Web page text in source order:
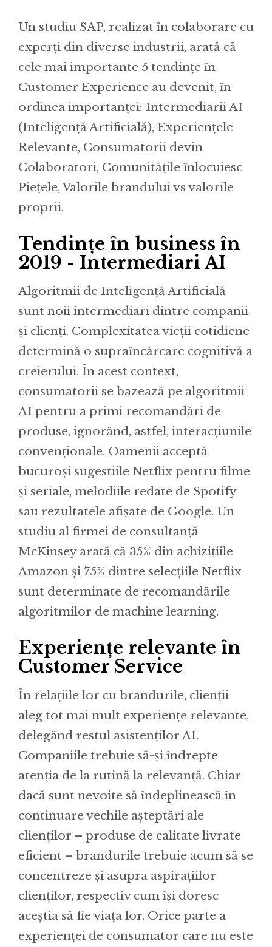
Un studiu SAP, realizat în colaborare cu
experți din diverse industrii, arată că
cele mai importante 5 tendințe în
Customer Experience au devenit, în
ordinea importanței: Intermediarii AI
(Inteligență Artificială), Experiențele
Relevante, Consumatorii devin
Colaboratori, Comunitățile înlocuiesc
Piețele, Valorile brandului vs valorile
proprii.
Tendințe în business în
2019 - Intermediari AI
Algoritmii de Inteligență Artificială
sunt noii intermediari dintre companii
și clienți. Complexitatea vieții cotidiene
determină o supraîncărcare cognitivă a
creierului. În acest context,
consumatorii se bazează pe algoritmii
AI pentru a primi recomandări de
produse, ignorând, astfel, interacțiunile
convenționale. Oamenii acceptă
bucuroși sugestiile Netflix pentru filme
și seriale, melodiile redate de Spotify
sau rezultatele afișate de Google. Un
studiu al firmei de consultanță
McKinsey arată că 35% din achizițiile
Amazon și 75% dintre selecțiile Netflix
sunt determinate de recomandările
algoritmilor de machine learning.
Experiențe relevante în
Customer Service
În relațiile lor cu brandurile, clienții
aleg tot mai mult experiențe relevante,
delegând restul asistenților AI.
Companiile trebuie să-și îndrepte
atenția de la rutină la relevanță. Chiar
dacă sunt nevoite să îndeplinească în
continuare vechile așteptări ale
clienților – produse de calitate livrate
eficient – brandurile trebuie acum să se
concentreze și asupra aspirațiilor
clienților, respectiv cum își doresc
aceștia să fie viața lor. Orice parte a
experienței de consumator care nu este